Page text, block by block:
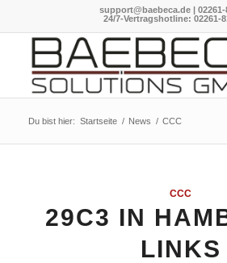
support@baebeca.de|
24/7-Vertragshotline: 02261-
Du bist hier: Startseite / News / CCC
CCC
29C3 IN
LINKS